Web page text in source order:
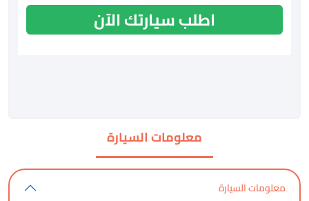
اطلب سيارتك الآن
معلومات السيارة
معلومات السيارة